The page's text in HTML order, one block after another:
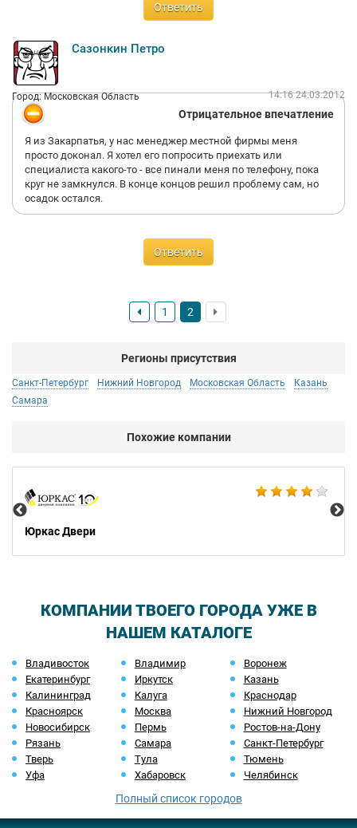
Ответить
Сазонкин Петро
Город: Московская Область 14:16 24.03.2012
Отрицательное впечатление
Я из Закарпатья, у нас менеджер местной фирмы меня
просто доконал. Я хотел его попросить приехать или
специалиста какого-то - все пинали меня по телефону, пока
круг не замкнулся. В конце концов решил проблему сам, но
осадок остался.
Ответить
1 2
Регионы присутствия
Санкт-Петербург Нижний Новгород Московская Область
Казань
Самара
Похожие компании
Юркас Двери
КОМПАНИИ ТВОЕГО ГОРОДА УЖЕ В
НАШЕМ КАТАЛОГЕ
Владивосток Владимир
Воронеж
Екатеринбург
Иркутск
Казань
Калининград
Калуга
Краснодар
Красноярск
Москва
Нижний Новгород
Новосибирск
Пермь
Ростов-на-Дону
Рязань
Самара
Санкт-Петербург
Тверь
Тула
Тюмень
Уфа
Хабаровск Челябинск
Полный список городов